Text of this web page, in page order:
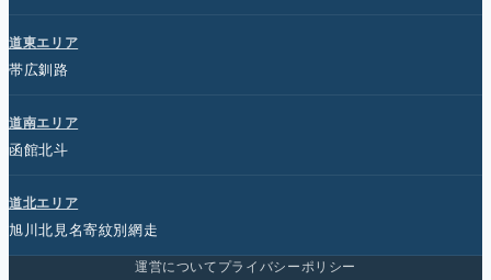
道東エリア
帯広釧路
道南エリア
函館北斗
道北エリア
旭川北見名寄紋別網走
運営について プライバシーポリシー